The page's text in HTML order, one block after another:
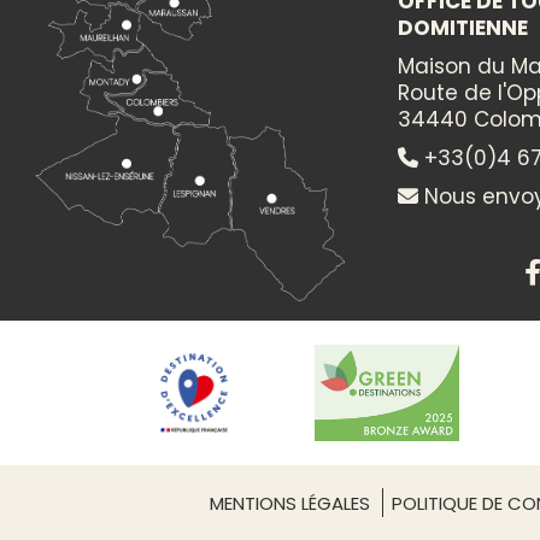
LES BATEAUX DU
Equipements de
Découvrez
par l’homme :
Malpas. En
DOMITIENNE
Maison du
Route de
34440
+33(0)4
Nous
MENTIONS LÉGALES POLITIQUE DE